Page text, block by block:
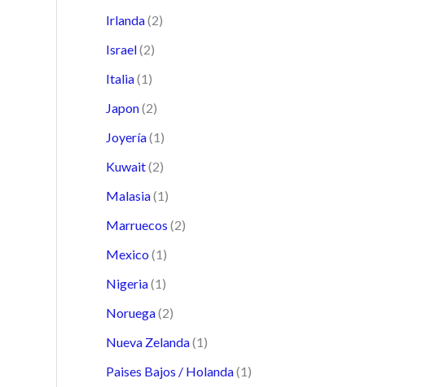
Irlanda(2)
Israel(2)
Italia(1)
Japon(2)
Joyería(1)
Kuwait(2)
Malasia(1)
Marruecos (2)
Mexico (1)
Nigeria(1)
Noruega(2)
Nueva Zelanda(1)
Paises Bajos / Holanda(1)